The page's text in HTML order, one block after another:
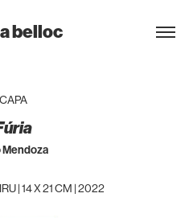
belloc
CAPA
Mendoza
| 14 X 21 CM | 2022